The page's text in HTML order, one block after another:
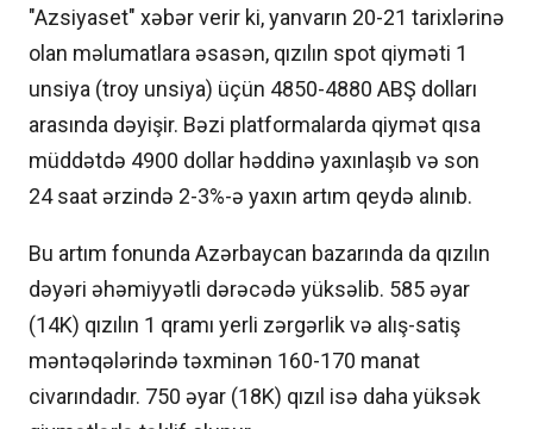
"Azsiyaset" xəbər verir ki, yanvarın 20-21 tarixlərinə
olan məlumatlara əsasən, qızılın spot qiyməti 1
unsiya (troy unsiya) üçün 4850-4880 ABŞ dolları
arasında dəyişir. Bəzi platformalarda qiymət qısa
müddətdə 4900 dollar həddinə yaxınlaşıb və son
24 saat ərzində 2-3%-ə yaxın artım qeydə alınıb.
Bu artım fonunda Azərbaycan bazarında da qızılın
dəyəri əhəmiyyətli dərəcədə yüksəlib. 585 əyar
(14K) qızılın 1 qramı yerli zərgərlik və alış-satiş
məntəqələrində təxminən 160-170 manat
civarındadır. 750 əyar (18K) qızıl isə daha yüksək